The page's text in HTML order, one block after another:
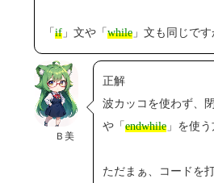
「if 」文や「while 」文も同じです
Ｂ美
正解
波カッコを使わず、
や「 endwhile」を使う
ただまぁ、コードを